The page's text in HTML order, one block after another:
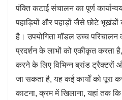
पंक्ति कटाई संचालन का पूर्ण
पहाड़ियों और पहाड़ों जैसे छोटे
है। उपयोगिता मॉडल उच्च परिचालन
प्रदर्शन के लाभों को एकीकृत करता
करने के लिए विभिन्न ब्रांड ट्रैक्टरों
जा सकता है, यह कई कार्यों को पूरा
काटना, क्रम में खिलाना, यहां तक